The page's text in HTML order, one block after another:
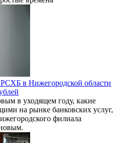
в Нижегородской области
в уходящем году, какие
на рынке банковских услуг,
филиала